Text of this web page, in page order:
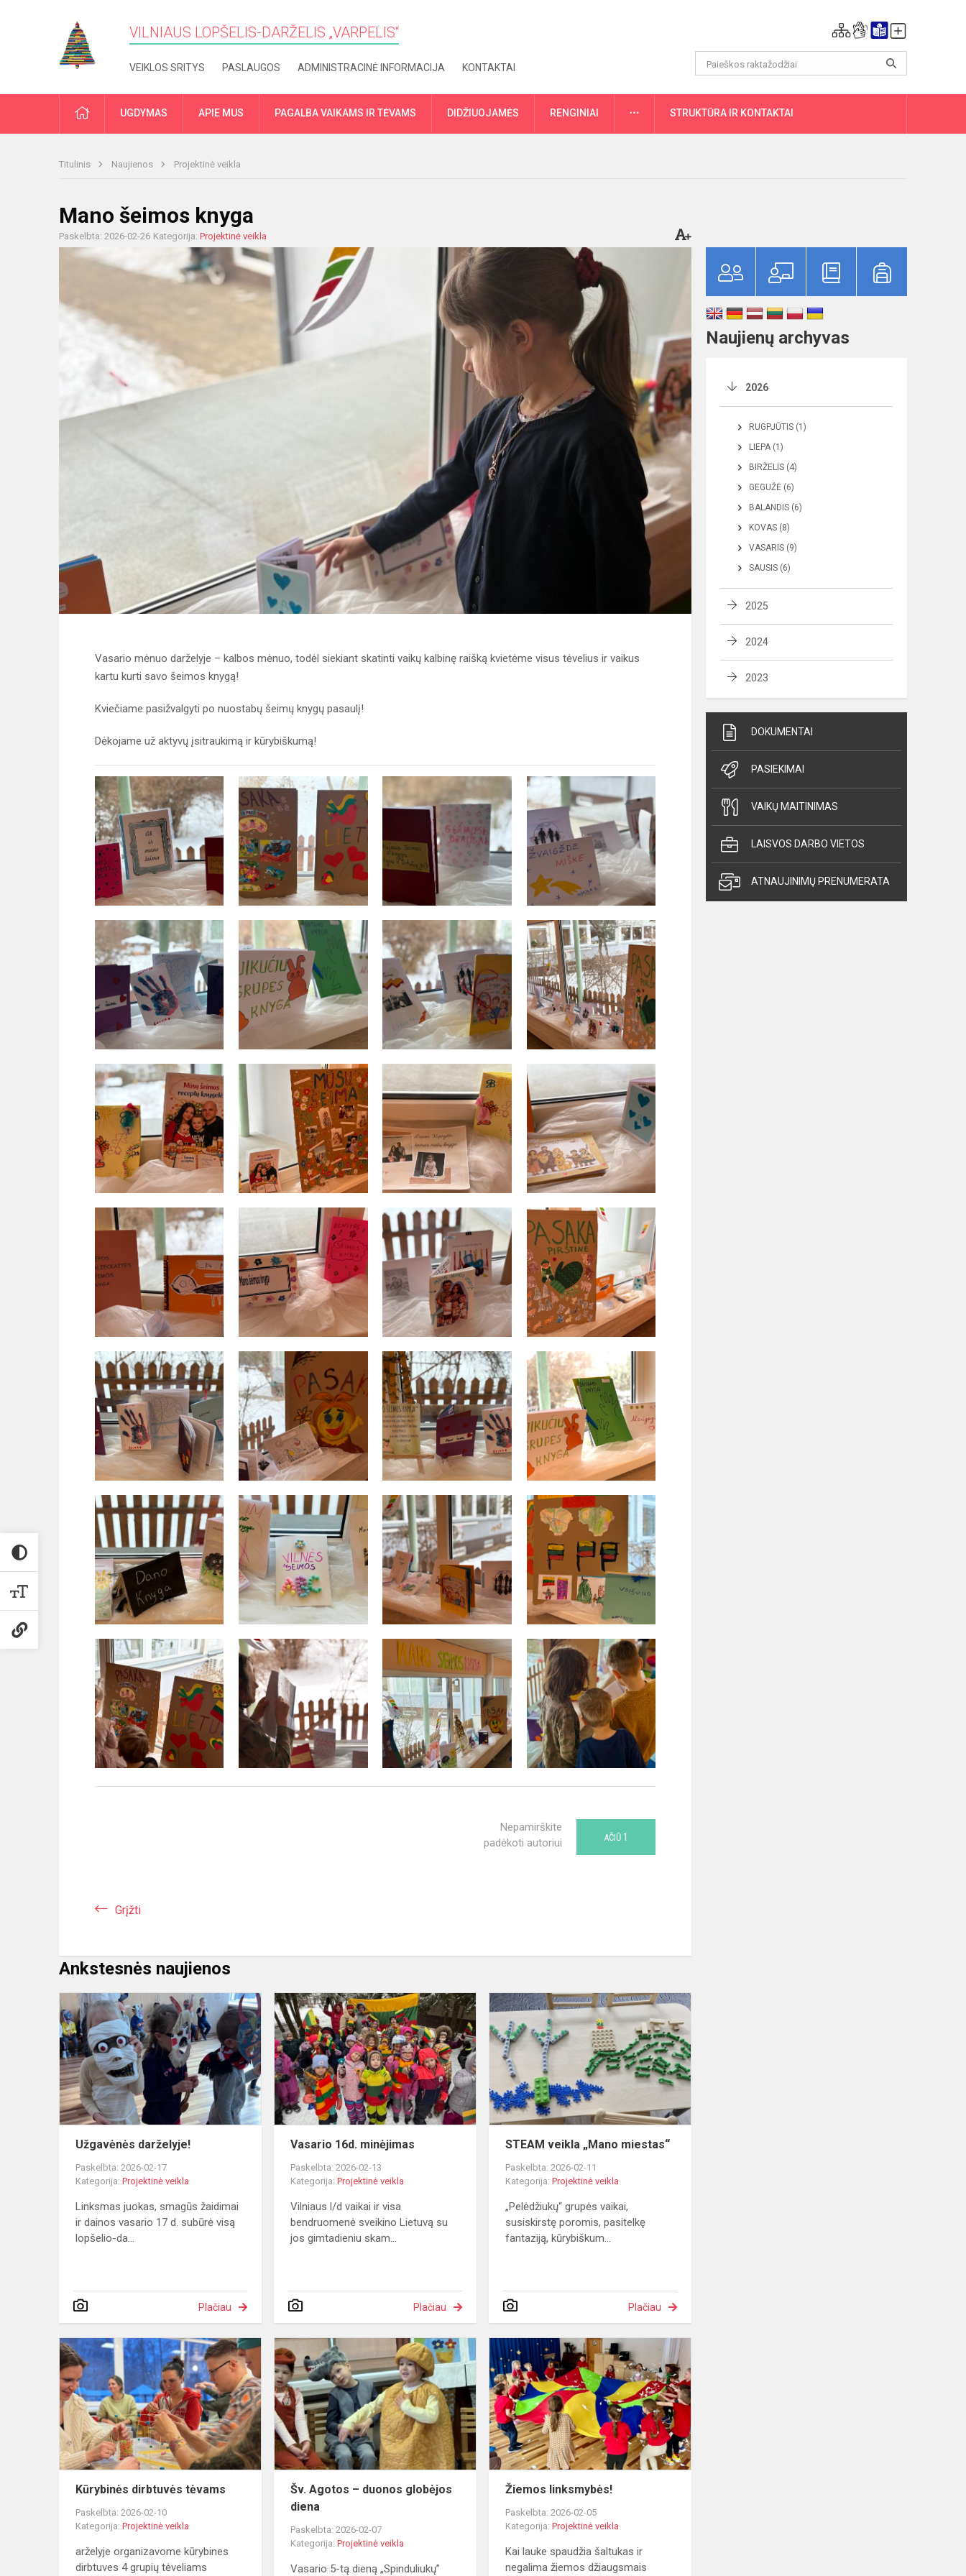
VILNIAUS LOPŠELIS-DARŽELIS „VARPELIS“
VEIKLOS SRITYS PASLAUGOS ADMINISTRACINĖ INFORMACIJA KONTAKTAI
PRADŽIAUGDYMAS APIE MUS PAGALBA VAIKAMS IR TĖVAMS DIDŽIUOJAMĖS RENGINIAI DAUGIAUSTRUKTŪRA IR KONTAKTAI
Titulinis Naujienos Projektinė veikla
Mano šeimos knyga
Paskelbta: 2026-02-26 Kategorija: Projektinė veikla
Vasario mėnuo darželyje – kalbos mėnuo, todėl siekiant skatinti vaikų kalbinę raišką kvietėme visus tėvelius ir vaikus
kartu kurti savo šeimos knygą!
Kviečiame pasižvalgyti po nuostabų šeimų knygų pasaulį!
Dėkojame už aktyvų įsitraukimą ir kūrybiškumą!
Nepamirškite
padėkoti autoriui
AČIŪ 1
Grįžti
Ankstesnės naujienos
Užgavėnės
darželyje!
Užgavėnės darželyje!
Paskelbta: 2026-02-17
Kategorija: Projektinė veikla
Linksmas juokas, smagūs žaidimai
ir dainos vasario 17 d. subūrė visą
lopšelio-da...
Plačiau
Vasario
16d.
minėjimas
Vasario 16d. minėjimas
Paskelbta: 2026-02-13
Kategorija:Projektinė veikla
Vilniaus l/d vaikai ir visa
bendruomenė sveikino Lietuvą su
jos gimtadieniu skam...
Plačiau
STEAM
miestas“
STEAM veikla „Mano miestas“
Paskelbta: 2026-02-11
Kategorija:Projektinė veikla
„Pelėdžiukų“ grupės vaikai,
susiskirstę poromis, pasitelkę
fantaziją, kūrybiškum...
Plačiau
Kūrybinės
dirbtuvės
tėvams
Kūrybinės dirbtuvės tėvams
Paskelbta: 2026-02-10
Kategorija: Projektinė veikla
arželyje organizavome kūrybines
dirbtuves 4 grupių tėveliams
Agotos
duonos
globėjos
diena
Šv. Agotos – duonos globėjos
diena
Paskelbta: 2026-02-07
Kategorija:Projektinė veikla
Vasario 5-tą dieną „Spinduliukų”
Žiemos linksmybės!
Paskelbta: 2026-02-05
Kategorija:Projektinė veikla
Kai lauke spaudžia šaltukas ir
negalima žiemos džiaugsmais
Naujienų archyvas
2026
RUGPJŪTIS (1)
LIEPA (1)
BIRŽELIS (4)
GEGUŽĖ (6)
BALANDIS (6)
KOVAS (8)
VASARIS (9)
SAUSIS (6)
2025
2024
2023
DOKUMENTAI
PASIEKIMAI
VAIKŲ MAITINIMAS
LAISVOS DARBO VIETOS
ATNAUJINIMŲ PRENUMERATA